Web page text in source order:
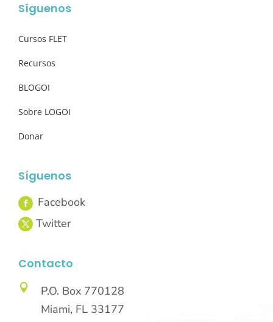
Síguenos
Cursos FLET
Recursos
BLOGOI
Sobre LOGOI
Donar
Síguenos
Contacto

P.O. Box 770128
Miami, FL 33177